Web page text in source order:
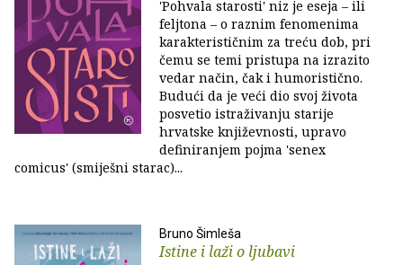
'Pohvala starosti' niz je eseja – ili
feljtona – o raznim fenomenima
karakterističnim za treću dob, pri
čemu se temi pristupa na izrazito
vedar način, čak i humoristično.
Budući da je veći dio svoj života
posvetio istraživanju starije
hrvatske književnosti, upravo
definiranjem pojma 'senex
comicus' (smiješni starac)...
Bruno Šimleša
Istine i laži o ljubavi